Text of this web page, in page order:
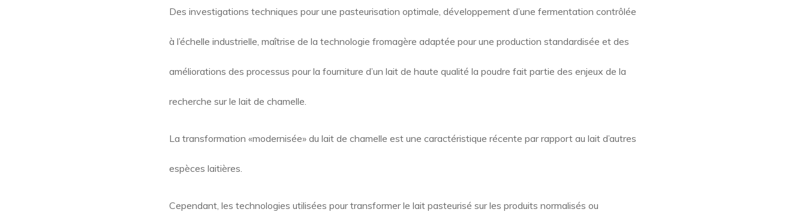
Des investigations techniques pour une pasteurisation optimale, développement d’une fermentation contrôlée
à l’échelle industrielle, maîtrise de la technologie fromagère adaptée pour une production standardisée et des
améliorations des processus pour la fourniture d’un lait de haute qualité la poudre fait partie des enjeux de la
recherche sur le lait de chamelle.
La transformation «modernisée» du lait de chamelle est une caractéristique récente par rapport au lait d’autres
espèces laitières.
Cependant, les technologies utilisées pour transformer le lait pasteurisé sur les produits normalisés ou